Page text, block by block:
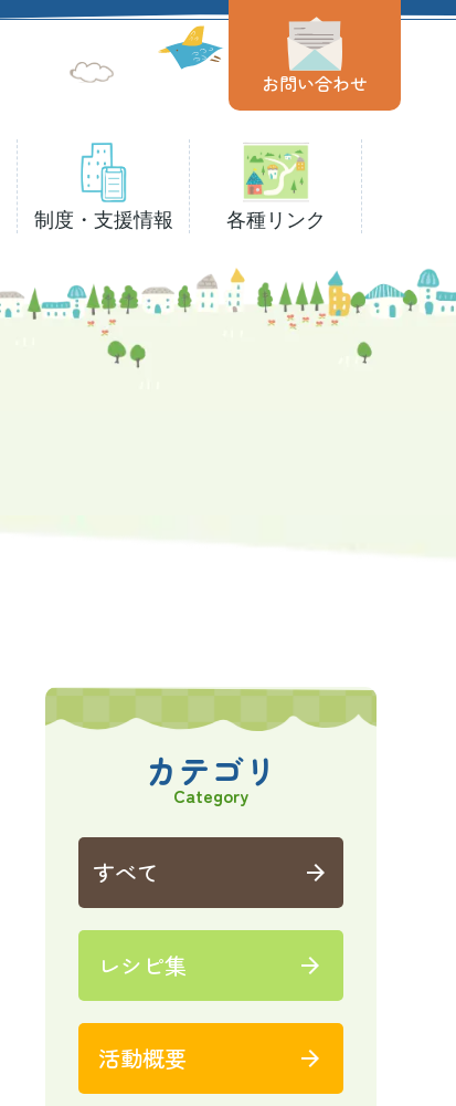
制度・支援情報 各種リンク
お問い合わせ
カテゴリ
Category
すべて arrow_forward
レシピ集 arrow_forward
活動概要 arrow_forward